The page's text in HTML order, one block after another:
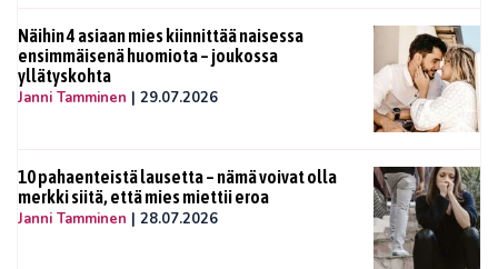
Näihin 4 asiaan mies kiinnittää naisessa
ensimmäisenä huomiota – joukossa
yllätyskohta
Janni Tamminen | 29.07.2026
10 pahaenteistä lausetta – nämä voivat olla
merkki siitä, että mies miettii eroa
Janni Tamminen | 28.07.2026